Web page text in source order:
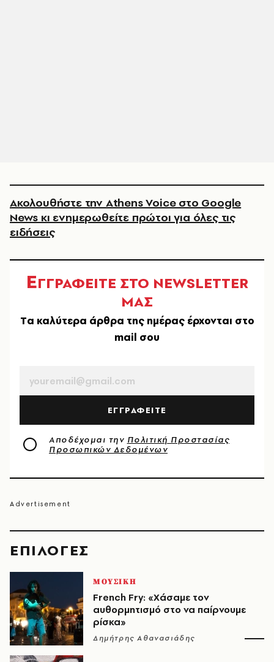
EΠΙΛΟΓΈΣ
ΜΟΥΣΙΚΗ
French Fry: «Χάσαμε τον
αυθορμητισμό στο να παίρνουμε
ρίσκα»
Δημήτρης Αθανασιάδης
Ακολουθήστε την Athens Voice στο Google
News κι ενημερωθείτε πρώτοι για όλες τις
ειδήσεις
ΕΓΓΡΑΦΕΙΤΕ ΣΤΟ NEWSLETTER
ΜΑΣ
Tα καλύτερα άρθρα της ημέρας έρχονται στο
mail σου
ΕΓΓΡΑΦΕΙΤΕ
Αποδέχομαι την Πολιτική Προστασίας
Προσωπικών Δεδομένων